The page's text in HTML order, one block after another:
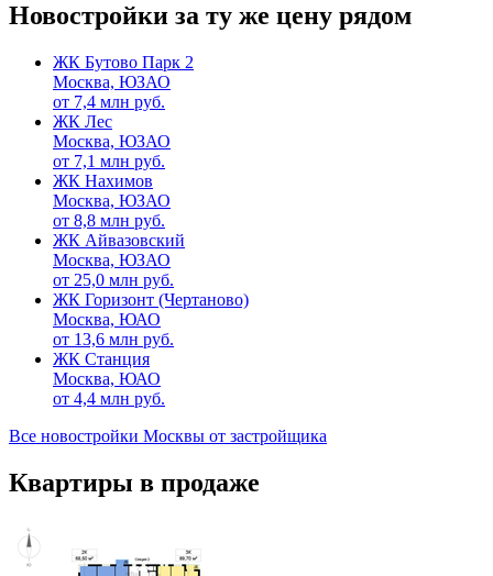
Новостройки за ту же цену рядом
ЖК Бутово Парк 2
Москва, ЮЗАО
от 7,4 млн руб.
ЖК Лес
Москва, ЮЗАО
от 7,1 млн руб.
ЖК Нахимов
Москва, ЮЗАО
от 8,8 млн руб.
ЖК Айвазовский
Москва, ЮЗАО
от 25,0 млн руб.
ЖК Горизонт (Чертаново)
Москва, ЮАО
от 13,6 млн руб.
ЖК Станция
Москва, ЮАО
от 4,4 млн руб.
Все новостройки Москвы от застройщика
Квартиры в продаже